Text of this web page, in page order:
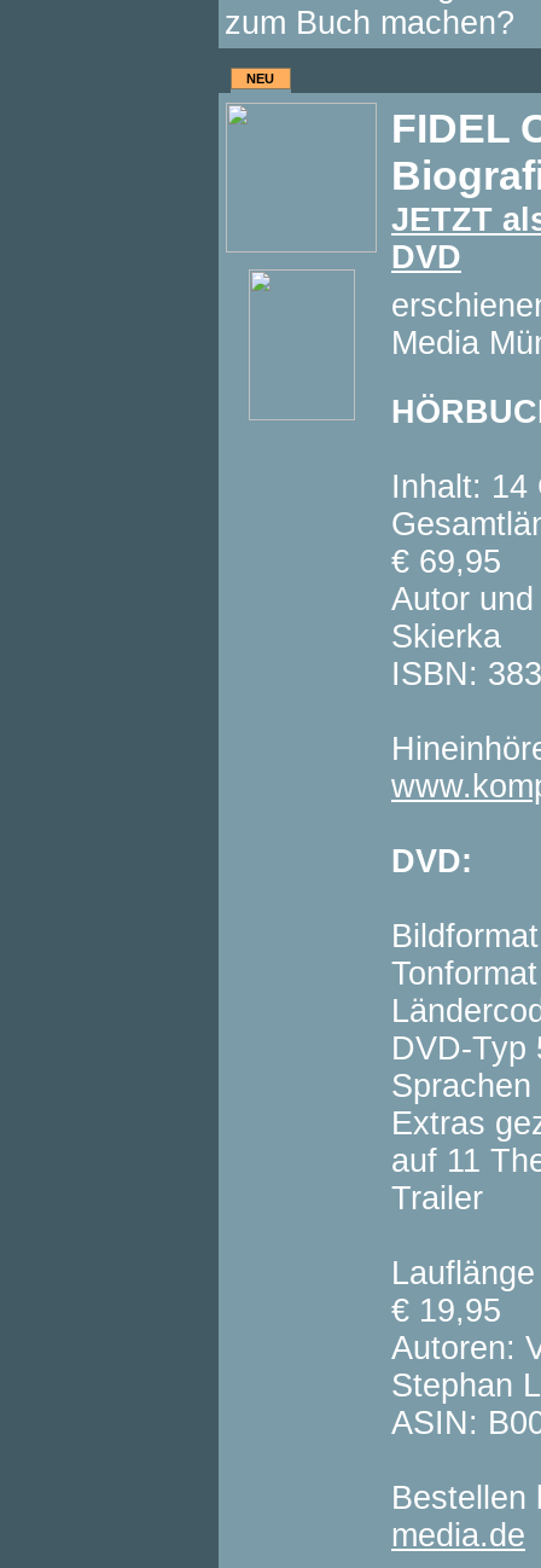
zum Buch machen?
NEU
FIDEL
JETZT
DVD
Media
Inhalt: 14
€ 69,95
Autor
Skierka
ISBN:
DVD:
DVD-Typ
Extras
auf 11
Trailer
€ 19,95
Autoren:
Stephan
ASIN:
media.de